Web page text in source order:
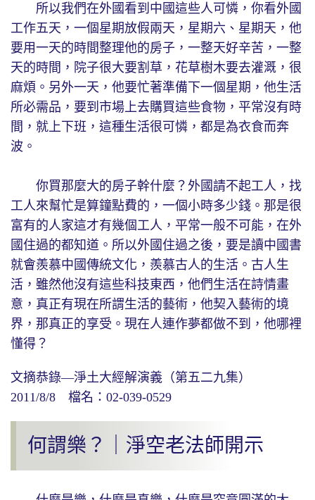
所以我們在外國看到中國這些人可憐，你看外國
工作五天，一個星期放假兩天，星期六、星期天，他
要用一天的時間整理他的房子，一整天好辛苦，一整
天的時間，院子很大要割草，花草樹木要去灌溉，很
麻煩。另外一天，他要忙著準備下一個星期，他生活
所必需品，要到市場上去購買這些食物，平常沒有時
間，就上下班，這種生活很可憐，都是為衣食而奔
波。
你買那麼大的房子幹什麼？外國請不起工人，找
工人來幫忙是算鐘點費的，一個小時多少錢。那是很
富有的人家這才有幾個工人，平常一般不可能，在外
國住過的都知道。所以外國住過之後，要是讀中國書
就會羨慕中國傳統文化，羨慕古人的生活。古人生
活，雖然他沒有這些科技東西，他們生活在詩情畫
意，真正有現在所謂生活的藝術，他契入藝術的境
界，那真正的享受。現在人連作夢都做不到，他哪裡
懂得？
文摘恭錄—淨土大經解演義（第五二九集）
2011/8/8 檔名：02-039-0529
何謂樂？｜淨空老法師開示